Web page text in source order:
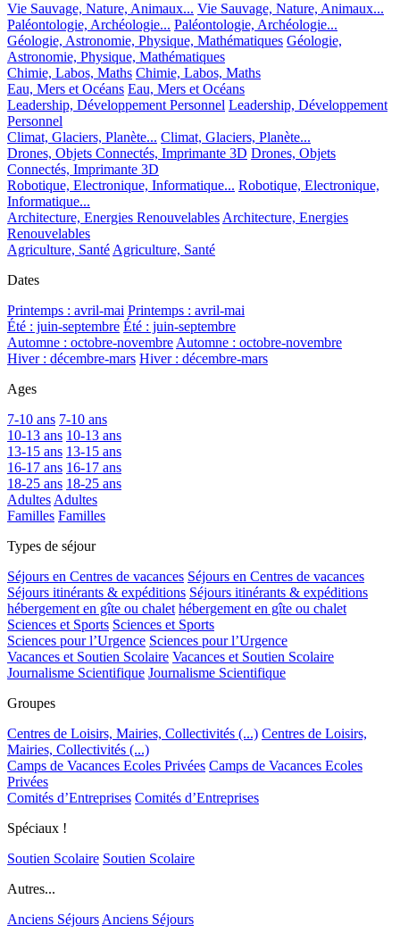
Vie Sauvage, Nature, Animaux... Vie Sauvage, Nature, Animaux...
Paléontologie, Archéologie... Paléontologie, Archéologie...
Géologie, Astronomie, Physique, Mathématiques Géologie,
Astronomie, Physique, Mathématiques
Chimie, Labos, Maths Chimie, Labos, Maths
Eau, Mers et Océans Eau, Mers et Océans
Leadership, Développement Personnel Leadership, Développement
Personnel
Climat, Glaciers, Planète... Climat, Glaciers, Planète...
Drones, Objets Connectés, Imprimante 3D Drones, Objets
Connectés, Imprimante 3D
Robotique, Electronique, Informatique... Robotique, Electronique,
Informatique...
Architecture, Energies RenouvelablesArchitecture, Energies
Renouvelables
Agriculture, SantéAgriculture, Santé
Dates
Printemps : avril-mai Printemps : avril-mai
Été : juin-septembre Été : juin-septembre
Automne : octobre-novembreAutomne : octobre-novembre
Hiver : décembre-mars Hiver : décembre-mars
Ages
7-10 ans 7-10 ans
10-13 ans 10-13 ans
13-15 ans 13-15 ans
16-17 ans 16-17 ans
18-25 ans 18-25 ans
AdultesAdultes
Familles Familles
Types de séjour
Séjours en Centres de vacances Séjours en Centres de vacances
Séjours itinérants & expéditions Séjours itinérants & expéditions
hébergement en gîte ou chalet hébergement en gîte ou chalet
Sciences et Sports Sciences et Sports
Sciences pour l’Urgence Sciences pour l’Urgence
Vacances et Soutien Scolaire Vacances et Soutien Scolaire
Journalisme Scientifique Journalisme Scientifique
Groupes
Centres de Loisirs, Mairies, Collectivités (...) Centres de Loisirs,
Mairies, Collectivités (...)
Camps de Vacances Ecoles Privées Camps de Vacances Ecoles
Privées
Comités d’Entreprises Comités d’Entreprises
Spéciaux !
Soutien Scolaire Soutien Scolaire
Autres...
Anciens SéjoursAnciens Séjours